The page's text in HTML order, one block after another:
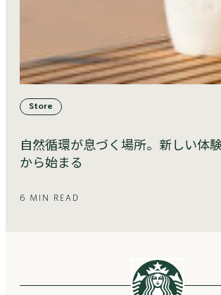
Store
自然循環が息づく場所。新しい体
から始まる
6 MIN READ